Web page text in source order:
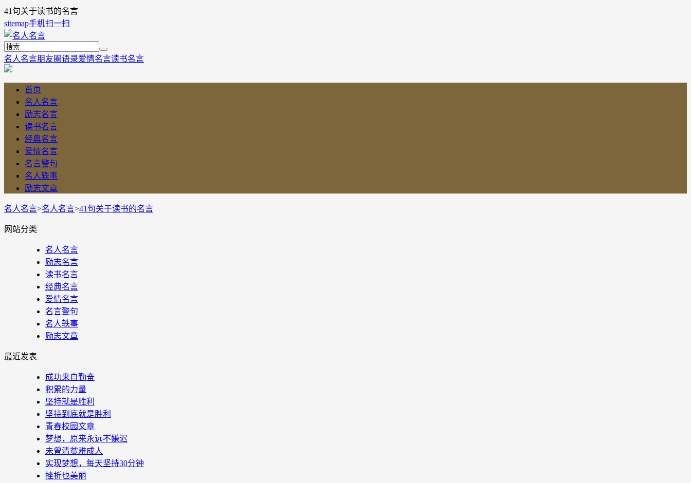
41句关于读书的名言
sitemap手机扫一扫
名人名言朋友圈语录爱情名言读书名言
首页
名人名言
励志名言
读书名言
经典名言
爱情名言
名言警句
名人轶事
励志文章
名人名言>名人名言>41句关于读书的名言
网站分类
名人名言
励志名言
读书名言
经典名言
爱情名言
名言警句
名人轶事
励志文章
最近发表
成功来自勤奋
积累的力量
坚持就是胜利
坚持到底就是胜利
青春校园文章
梦想，原来永远不嫌迟
未曾清贫难成人
实现梦想，每天坚持30分钟
挫折也美丽